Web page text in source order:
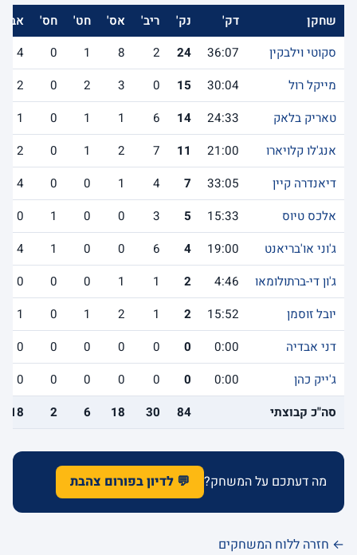
שחקן דק' נק' ריב' אס' חט' חס'
אב'
סקוטי וילבקין
36:07
24
2
8
1
0
4
מייקל רול
30:04
15
0
3
2
0
2
טאריק בלאק
24:33
14
6
1
1
0
1
אנג'לו קלויארו
21:00
11
7
2
1
0
2
דיאנדרה קיין
33:05
7
4
1
0
0
4
אלכס טיוס
15:33
5
3
0
0
1
0
ג'וני או'בריאנט
19:00
4
6
0
0
1
4
ג'ון די-ברתולומאו
4:46
2
1
1
0
0
0
יובל זוסמן
15:52
2
1
2
1
0
1
דני אבדיה
0:00
0
0
0
0
0
0
ג'ייק כהן
0:00
0
0
0
0
0
0
סה"כ קבוצתי
84
30
18
6
2
18
מה דעתכם על המשחק? 💬 לדיון בפורום צהבת
← חזרה ללוח המשחקים